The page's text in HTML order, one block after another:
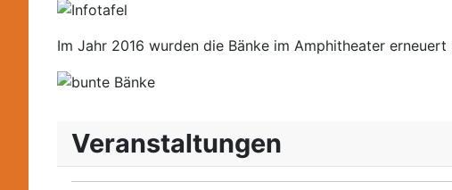
Im Jahr 2016 wurden die Bänke im Amphitheater
Veranstaltungen